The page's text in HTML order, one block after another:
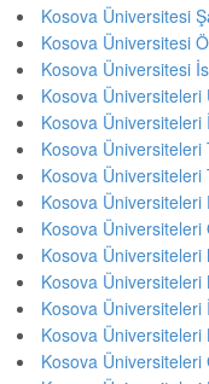
Kosova Üniversitesi
Kosova Üniversitesi
Kosova Üniversitesi
Kosova Üniversiteleri
Kosova
Kosova Üniversiteleri
Kosova Üniversiteleri
Kosova Üniversiteleri
Kosova Üniversiteleri
Kosova Üniversiteleri
Kosova
Kosova
Kosova Üniversiteleri
Kosova Üniversiteleri